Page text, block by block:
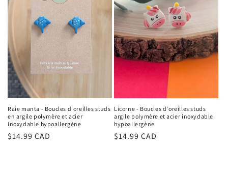
Raie manta - Boucles d'oreilles studs
en argile polymère et acier
inoxydable hypoallergène
Regular
$14.99 CAD
Licorne - Boucles d'oreilles studs
argile polymère et acier inoxydable
hypoallergène
Regular
$14.99 CAD